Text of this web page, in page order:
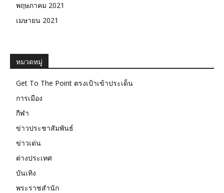
พฤษภาคม 2021
เมษายน 2021
หมวดหมู่
Get To The Point ตรงเป้าเข้าประเด็น
การเมือง
กีฬา
ข่าวประชาสัมพันธ์
ข่าวเด่น
ต่างประเทศ
บันเทิง
พระราชสำนัก